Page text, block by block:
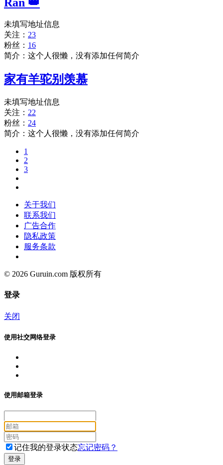
Ran 👑
未填写地址信息
关注： 23
粉丝： 16
简介：这个人很懒，没有添加任何简介
家有羊驼别羡慕
未填写地址信息
关注： 22
粉丝： 24
简介：这个人很懒，没有添加任何简介
1
2
3
关于我们
联系我们
广告合作
隐私政策
服务条款
© 2026 Guruin.com 版权所有
登录
关闭
使用社交网络登录
使用邮箱登录
记住我的登录状态忘记密码？